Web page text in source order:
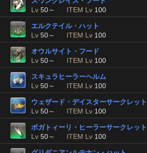
Lv 50～ ITEM Lv 100
エルクテイル・ハット
Lv 50～ ITEM Lv 100
オウルサイト・フード
Lv 50～ ITEM Lv 100
スキュラヒーラーヘルム
Lv 50～ ITEM Lv 100
ウェザード・デイスターサークレット
Lv 50～ ITEM Lv 100
ボガトィーリ・ヒーラーサークレット
Lv 50～ ITEM Lv 100